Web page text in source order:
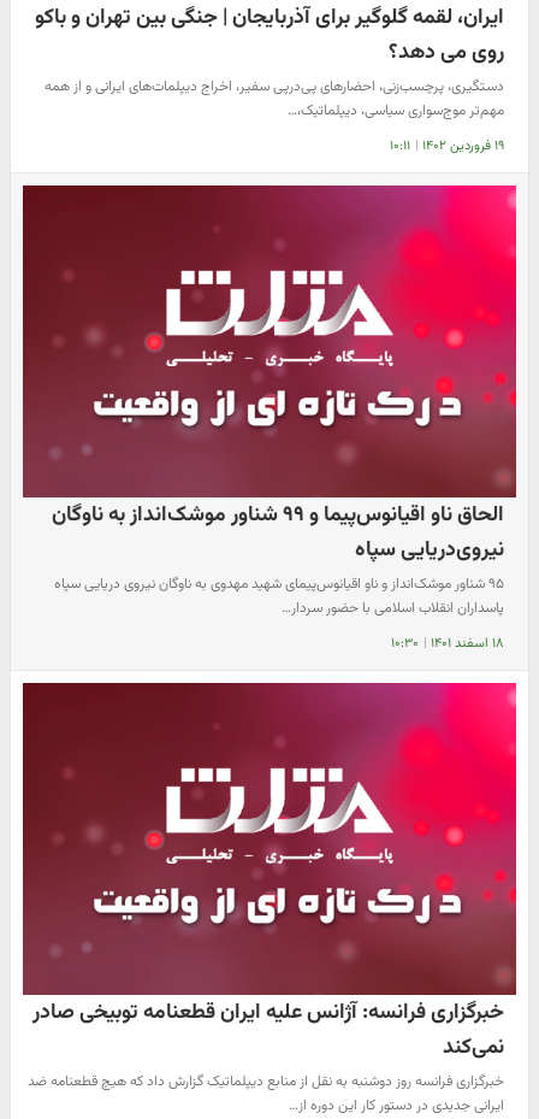
ایران، لقمه گلوگیر برای آذربایجان | جنگی بین تهران و باکو
روی می دهد؟
دستگیری، پرچسب‌زنی، احضارهای پی‌درپی سفیر، اخراج دیپلمات‌های ایرانی و از همه
مهم‌‌تر موج‌سواری سیاسی، دیپلماتیک،…
۱۹ فروردین ۱۴۰۲ | ۱۰:۱۱
الحاق ناو اقیانوس‌پیما و ۹۹ شناور موشک‌انداز به ناوگان
نیروی‌دریایی سپاه
۹۵ شناور موشک‌انداز و ناو اقیانوس‌پیمای شهید مهدوی به ناوگان نیروی دریایی سپاه
پاسداران انقلاب اسلامی با حضور سردار…
۱۸ اسفند ۱۴۰۱ | ۱۰:۳۰
خبرگزاری فرانسه: آژانس علیه ایران قطعنامه توبیخی صادر
نمی‌کند
خبرگزاری فرانسه روز دوشنبه به نقل از منابع دیپلماتیک گزارش داد که هیچ قطعنامه ضد
ایرانی جدیدی در دستور کار این دوره از…